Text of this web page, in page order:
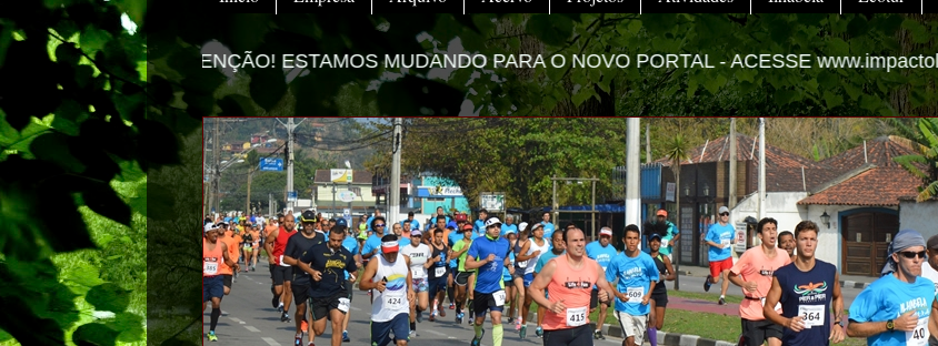
ESTAMOS MUDANDO PARA O NOVO PORTAL -ACESSE www.impactolitoral.com.br